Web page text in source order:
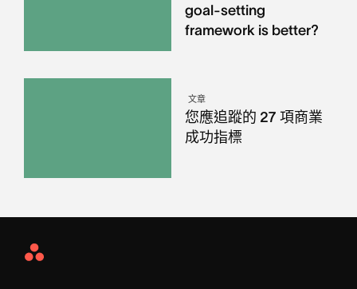
goal-setting
framework is better?
文章
您應追蹤的 27 項商業
成功指標
Asana